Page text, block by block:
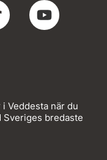
Veddesta när du
Sveriges bredaste